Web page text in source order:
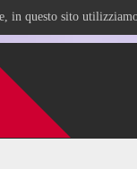
questo sito